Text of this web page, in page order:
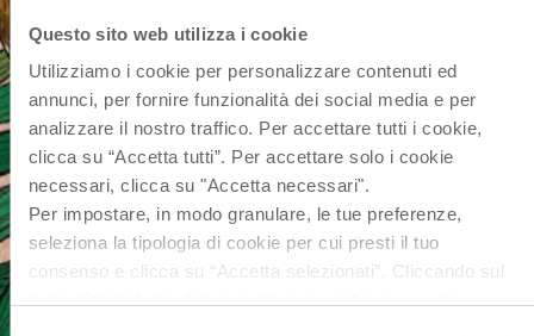
Questo sito web utilizza i cookie
Utilizziamo i cookie per personalizzare contenuti ed
annunci, per fornire funzionalità dei social media e per
analizzare il nostro traffico. Per accettare tutti i cookie,
clicca su “Accetta tutti”. Per accettare solo i cookie
necessari, clicca su "Accetta necessari".
Per impostare, in modo granulare, le tue preferenze,
seleziona la tipologia di cookie per cui presti il tuo
consenso e clicca su “Accetta selezionati”. Cliccando sul